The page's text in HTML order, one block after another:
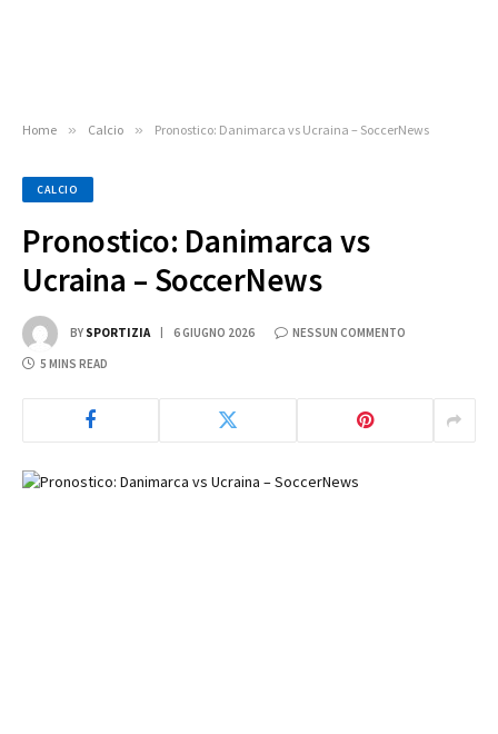
Home » Calcio » Pronostico: Danimarca vs Ucraina – SoccerNews
CALCIO
Pronostico: Danimarca vs
Ucraina – SoccerNews
BY SPORTIZIA 6 GIUGNO 2026 NESSUN COMMENTO
5 MINS READ